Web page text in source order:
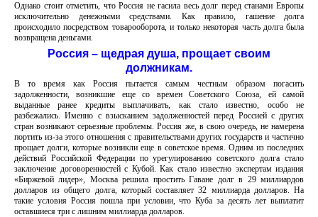
Однако стоит отметить, что Россия не гасила весь долг перед станами Европы
исключительно денежными средствами. Как правило, гашение долга
происходило посредством товарооборота, и только некоторая часть долга была
возвращена деньгами.
Россия – щедрая душа, прощает своим
должникам.
В то время как Россия пытается самым честным образом погасить
задолженности, возникшие еще со времен Советского Союза, ей самой
выданные ранее кредиты выплачивать, как стало известно, особо не
разбежались. Именно с взысканием задолженностей перед Россией с других
стран возникают серьезные проблемы. Россия же, в свою очередь, не намерена
портить из-за этого отношения с правительствами других государств и частично
прощает долги, которые возникли еще в советское время. Одним из последних
действий Российской Федерации по урегулированию советского долга стало
заключение договоренностей с Кубой. Как стало известно экспертам издания
«Биржевой лидер», Москва решила простить Гаване долг в 29 миллиардов
долларов из общего долга, который составляет 32 миллиарда долларов. На
такие условия Россия пошла при условии, что Куба за десять лет выплатит
оставшиеся три с лишним миллиарда долларов.